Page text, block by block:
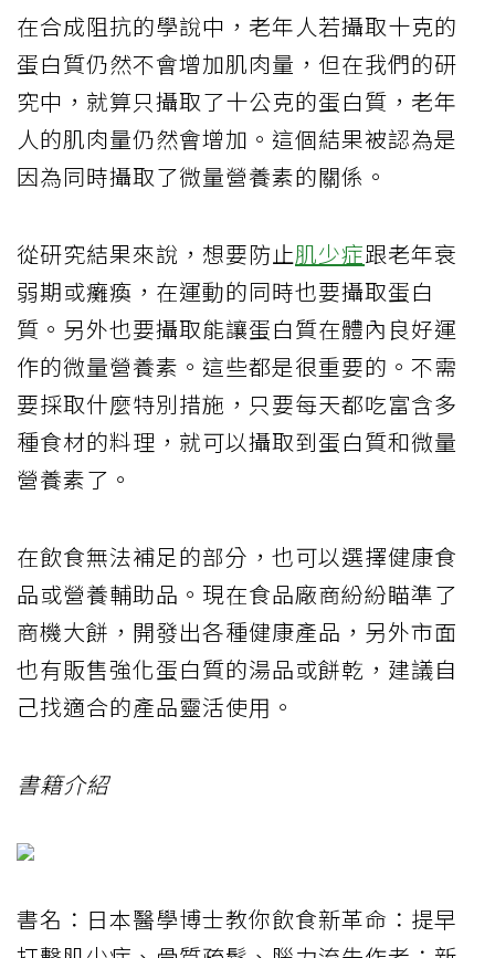
在合成阻抗的學說中，老年人若攝取十克的
蛋白質仍然不會增加肌肉量，但在我們的研
究中，就算只攝取了十公克的蛋白質，老年
人的肌肉量仍然會增加。這個結果被認為是
因為同時攝取了微量營養素的關係。
從研究結果來說，想要防止肌少症跟老年衰
弱期或癱瘓，在運動的同時也要攝取蛋白
質。另外也要攝取能讓蛋白質在體內良好運
作的微量營養素。這些都是很重要的。不需
要採取什麼特別措施，只要每天都吃富含多
種食材的料理，就可以攝取到蛋白質和微量
營養素了。
在飲食無法補足的部分，也可以選擇健康食
品或營養輔助品。現在食品廠商紛紛瞄準了
商機大餅，開發出各種健康產品，另外市面
也有販售強化蛋白質的湯品或餅乾，建議自
己找適合的產品靈活使用。
書籍介紹
書名：日本醫學博士教你飲食新革命：提早